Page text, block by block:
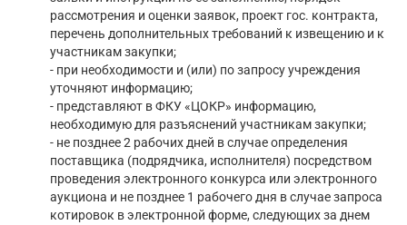
рассмотрения и оценки заявок, проект гос. контракта,
перечень дополнительных требований к извещению и к
участникам закупки;
- при необходимости и (или) по запросу учреждения
уточняют информацию;
- представляют в ФКУ «ЦОКР» информацию,
необходимую для разъяснений участникам закупки;
- не позднее 2 рабочих дней в случае определения
поставщика (подрядчика, исполнителя) посредством
проведения электронного конкурса или электронного
аукциона и не позднее 1 рабочего дня в случае запроса
котировок в электронной форме, следующих за днем